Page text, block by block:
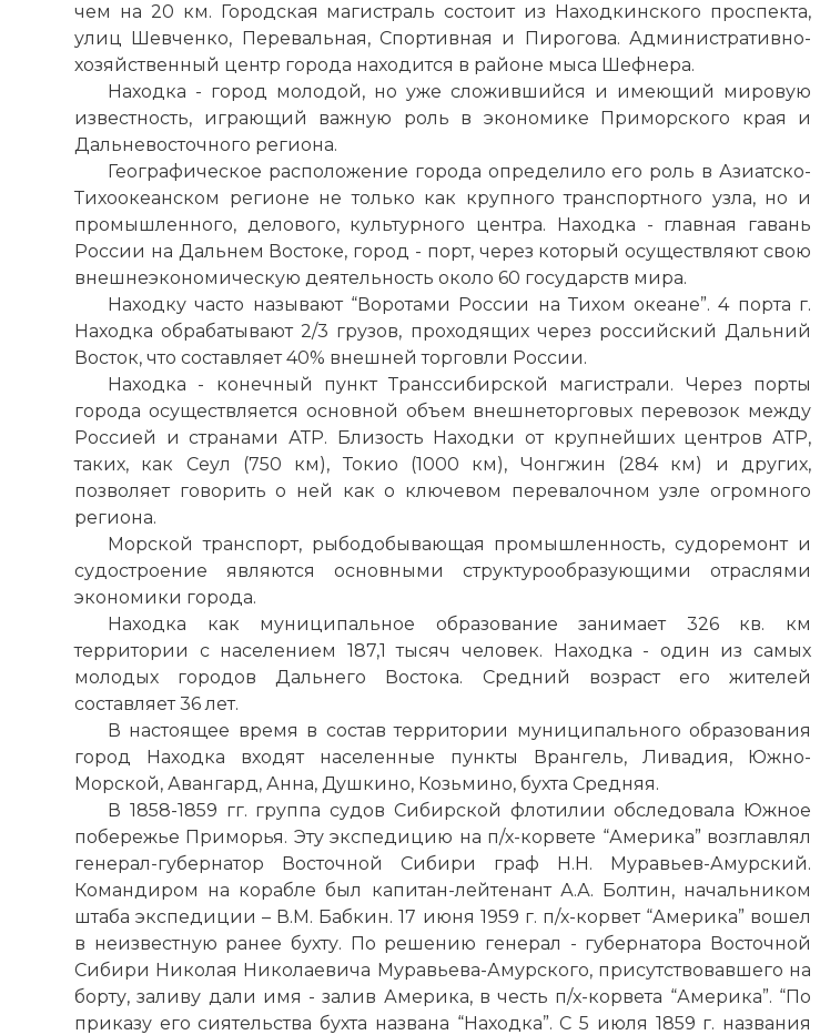
чем на 20 км. Городская магистраль состоит из Находкинского проспекта,
улиц Шевченко, Перевальная, Спортивная и Пирогова. Административно-
хозяйственный центр города находится в районе мыса Шефнера.
Находка - город молодой, но уже сложившийся и имеющий мировую
известность, играющий важную роль в экономике Приморского края и
Дальневосточного региона.
Географическое расположение города определило его роль в Азиатско-
Тихоокеанском регионе не только как крупного транспортного узла, но и
промышленного, делового, культурного центра. Находка - главная гавань
России на Дальнем Востоке, город - порт, через который осуществляют свою
внешнеэкономическую деятельность около 60 государств мира.
Находку часто называют “Воротами России на Тихом океане”. 4 порта г.
Находка обрабатывают 2/3 грузов, проходящих через российский Дальний
Восток, что составляет 40% внешней торговли России.
Находка - конечный пункт Транссибирской магистрали. Через порты
города осуществляется основной объем внешнеторговых перевозок между
Россией и странами АТР. Близость Находки от крупнейших центров АТР,
таких, как Сеул (750 км), Токио (1000 км), Чонгжин (284 км) и других,
позволяет говорить о ней как о ключевом перевалочном узле огромного
региона.
Морской транспорт, рыбодобывающая промышленность, судоремонт и
судостроение являются основными структурообразующими отраслями
экономики города.
Находка как муниципальное образование занимает 326 кв. км
территории с населением 187,1 тысяч человек. Находка - один из самых
молодых городов Дальнего Востока. Средний возраст его жителей
составляет 36 лет.
В настоящее время в состав территории муниципального образования
город Находка входят населенные пункты Врангель, Ливадия, Южно-
Морской, Авангард, Анна, Душкино, Козьмино, бухта Средняя.
В 1858-1859 гг. группа судов Сибирской флотилии обследовала Южное
побережье Приморья. Эту экспедицию на п/х-корвете “Америка” возглавлял
генерал-губернатор Восточной Сибири граф Н.Н. Муравьев-Амурский.
Командиром на корабле был капитан-лейтенант А.А. Болтин, начальником
штаба экспедиции – В.М. Бабкин. 17 июня 1959 г. п/х-корвет “Америка” вошел
в неизвестную ранее бухту. По решению генерал - губернатора Восточной
Сибири Николая Николаевича Муравьева-Амурского, присутствовавшего на
борту, заливу дали имя - залив Америка, в честь п/х-корвета “Америка”. “По
приказу его сиятельства бухта названа “Находка”. С 5 июля 1859 г. названия